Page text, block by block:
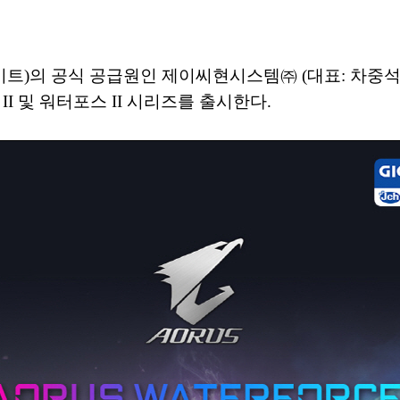
)의 공식 공급원인 제이씨현시스템㈜ (대표: 차중
및 워터포스 II 시리즈를 출시한다.